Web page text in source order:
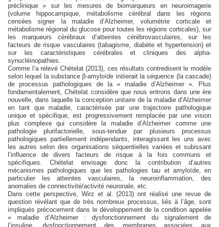
préclinique » sur les mesures de biomarqueurs en neuroimagerie
(volume hippocampique, métabolisme cérébral dans les régions
censées signer la maladie d’Alzheimer, volumétrie corticale et
métabolisme régional du glucose pour toutes les régions corticales), sur
les marqueurs cérébraux d’atteintes cérébrovasculaires, sur les
facteurs de risque vasculaires (tabagisme, diabète et hypertension) et
sur les caractéristiques cérébrales et cliniques des alpha-
synucléinopathies.
Comme l’a relevé Chételat (2013), ces résultats contredisent le modèle
selon lequel la substance β-amyloïde initierait la séquence (la cascade)
de processus pathologiques de la « maladie d’Alzheimer ». Plus
fondamentalement, Chételat considère que nous entrons dans une ère
nouvelle, dans laquelle la conception unitaire de la maladie d’Alzheimer
en tant que maladie, caractérisée par une trajectoire pathologique
unique et spécifique, est progressivement remplacée par une vision
plus complexe qui considère la maladie d’Alzheimer comme une
pathologie plurifactorielle, sous-tendue par plusieurs processus
pathologiques partiellement indépendants, interagissant les uns avec
les autres selon des organisations séquentielles variées et subissant
l’influence de divers facteurs de risque à la fois communs et
spécifiques. Chételat envisage donc la contribution d’autres
mécanismes pathologiques que les pathologies tau et amyloïde, en
particulier les atteintes vasculaires, la neuroinflammation, des
anomalies de connectivité/activité neuronale, etc.
Dans cette perspective, Wirz et al. (2013) ont réalisé une revue de
question révélant que de très nombreux processus, liés à l’âge, sont
impliqués précocement dans le développement de la condition appelée
« maladie d’Alzheimer : dysfonctionnement du signalement de
l’insuline, dysfonctionnement des membranes associées aux